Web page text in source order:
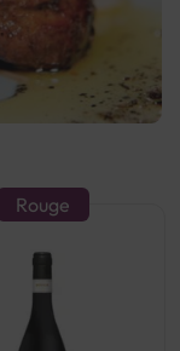
Rouge